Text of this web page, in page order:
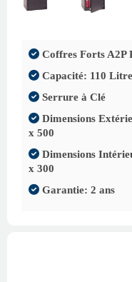
Coffres Forts A2P
Capacité: 110
Serrure à Clé
Dimensions
x 500
Dimensions
x 300
Garantie: 2 ans